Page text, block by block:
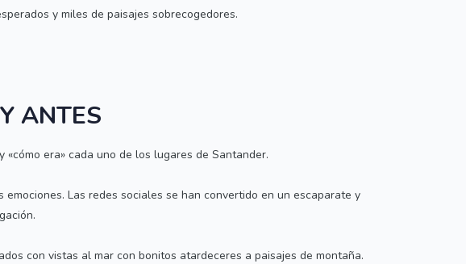
y miles de paisajes sobrecogedores.
ANTES
«cómo era» cada uno de los lugares de Santander.
Las redes sociales se han convertido en un escaparate y
con vistas al mar con bonitos atardeceres a paisajes de montaña.